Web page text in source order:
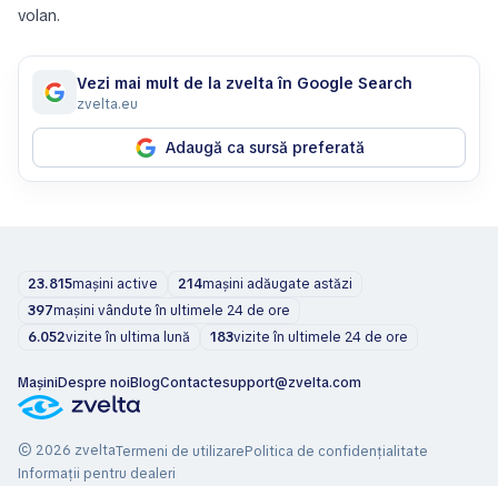
volan.
Vezi mai mult de la zvelta în Google Search
zvelta.eu
Adaugă ca sursă preferată
23.815mașini active 214mașini adăugate astăzi
397mașini vândute în ultimele 24 de ore
6.052vizite în ultima lună 183vizite în ultimele 24 de ore
MașiniDespre noiBlogContactesupport@zvelta.com
© 2026 zveltaTermeni de utilizarePolitica de confidențialitate
Informații pentru dealeri